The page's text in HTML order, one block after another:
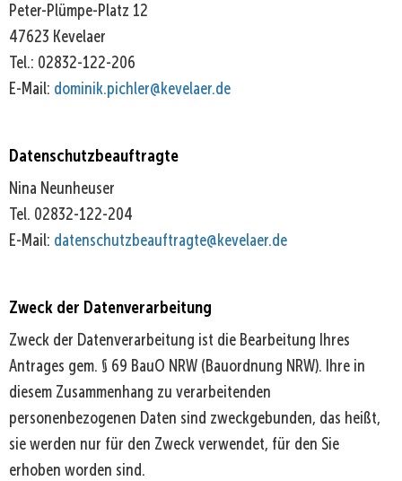
69
BauO
NRW
Peter-Plümpe-Platz 12
47623 Kevelaer
Tel.: 02832-122-206
E-Mail: dominik.pichler@kevelaer.de
Datenschutzbeauftragte
Nina Neunheuser
Tel. 02832-122-204
E-Mail: datenschutzbeauftragte@kevelaer.de
Zweck der Datenverarbeitung
Zweck der Datenverarbeitung ist die Bearbeitung Ihres
Antrages gem. § 69 BauO NRW (Bauordnung NRW). Ihre in
diesem Zusammenhang zu verarbeitenden
personenbezogenen Daten sind zweckgebunden, das heißt,
sie werden nur für den Zweck verwendet, für den Sie
erhoben worden sind.